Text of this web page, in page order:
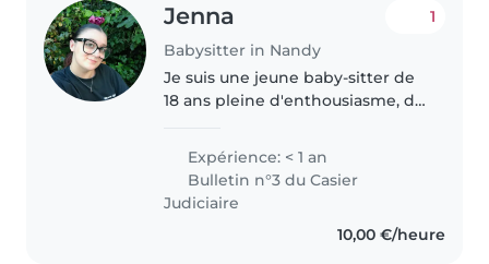
Jenna
Babysitter in Nandy
1
Je suis une jeune baby-sitter de
18 ans pleine d'enthousiasme, de
d'expérience professionnelle
pour le moment, j'ai beaucoup..
Expérience: < 1 an
Bulletin n°3 du Casier
Judiciaire
10,00 €/heure